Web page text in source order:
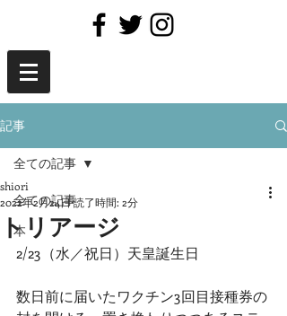
記事
全ての記事
本
全ての記事
トリアージ
shiori
2022年2月24日読了時間: 2分
2/23（水／祝日）天皇誕生日
数日前に届いたワクチン3回目接種券の